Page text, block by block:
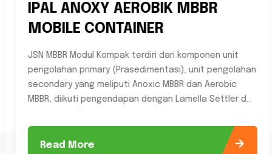
IPAL ANOXY AEROBIK MBBR
MOBILE CONTAINER
JSN MBBR Modul Kompak terdiri dari komponen unit
pengolahan primary (Prasedimentasi), unit pengolahan
secondary yang meliputi Anoxic MBBR dan Aerobic
MBBR, diikuti pengendapan dengan Lamella Settler d...
Read More